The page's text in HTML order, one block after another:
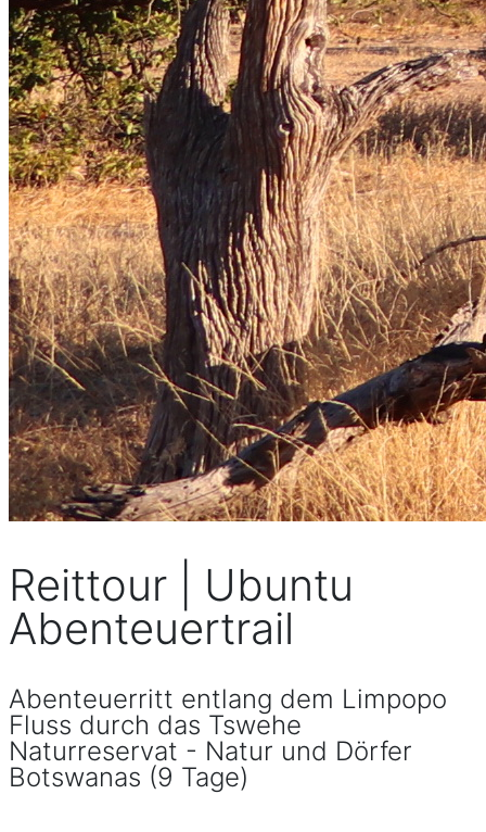
Reittour | Ubuntu
Abenteuertrail
Abenteuerritt entlang dem Limpopo
Fluss durch das Tswehe
Naturreservat - Natur und Dörfer
Botswanas (9 Tage)